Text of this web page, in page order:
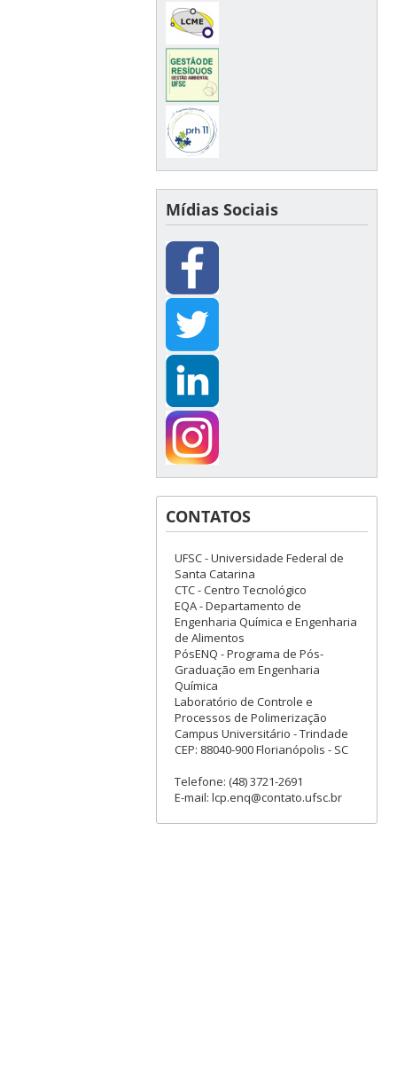
Mídias Sociais
CONTATOS
UFSC - Universidade Federal de
Santa Catarina
CTC - Centro Tecnológico
EQA - Departamento de
Engenharia Química e Engenharia
de Alimentos
PósENQ - Programa de Pós-
Graduação em Engenharia
Química
Laboratório de Controle e
Processos de Polimerização
Campus Universitário - Trindade
CEP: 88040-900 Florianópolis - SC
Telefone: (48) 3721-2691
E-mail: lcp.enq@contato.ufsc.br